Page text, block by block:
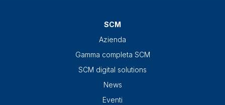
SCM
Azienda
Gamma completa SCM
SCM digital solutions
News
Eventi